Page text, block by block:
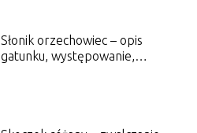
Słonik orzechowiec – opis
gatunku, występowanie,